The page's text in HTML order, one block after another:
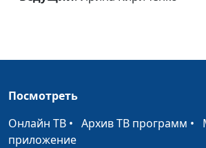
Евангелие от Луки 7:11-17
Исцеление слуги центуриона.
Нагорная проповедь. Любовь к
Посмотреть
Онлайн ТВ • Архив ТВ программ •
приложение